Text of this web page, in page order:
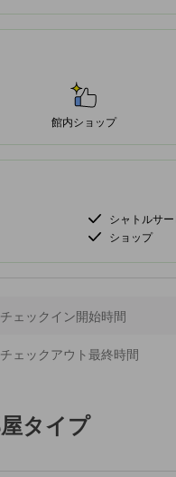
館内ショップ
シャトルサー
ショップ
チェックイン開始時間
チェックアウト最終時間
タイプ